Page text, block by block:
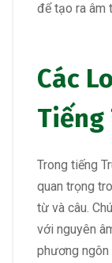
để tạo ra âm
Các
Tiếng
Trong tiếng
quan trọng
từ và câu.
với nguyên
phương ngôn